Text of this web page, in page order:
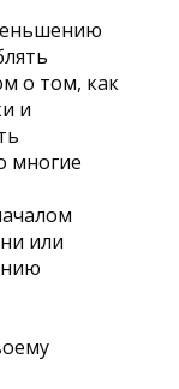
о том, как
и
многие
или